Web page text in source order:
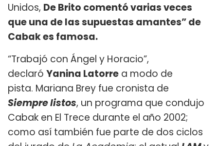
Unidos, De Brito comentó varias veces
que una de las supuestas amantes” de
Cabak es famosa.
“Trabajó con Ángel y Horacio”,
declaró Yanina Latorre a modo de
pista. Mariana Brey fue cronista de
Siempre listos, un programa que condujo
Cabak en El Trece durante el año 2002;
como así también fue parte de dos ciclos